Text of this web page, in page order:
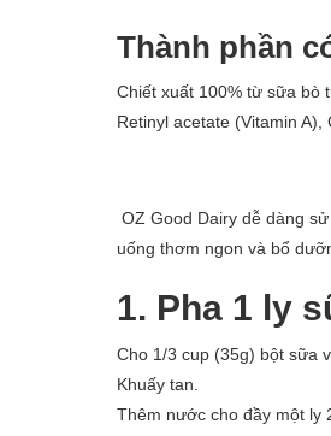
Thành phần
Chiết xuất 100% từ sữa bò
Retinyl acetate (Vitamin
OZ Good Dairy dễ dàng
uống thơm ngon và bổ
1. Pha 1 ly
Cho 1/3 cup (35g) bột sữa
Khuấy tan.
Thêm nước cho đầy một ly